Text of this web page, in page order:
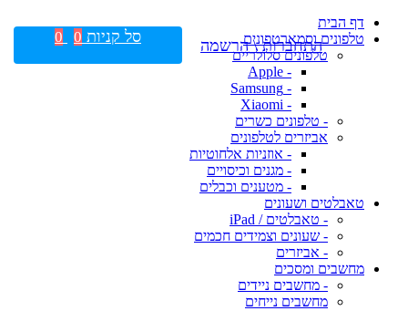
דף הבית
טלפונים וסמארטפונים
טלפונים סלולריים
- Apple
- Samsung
- Xiaomi
- טלפונים כשרים
אביזרים לטלפונים
- אוזניות אלחוטיות
- מגנים וכיסויים
- מטענים וכבלים
טאבלטים ושעונים
- טאבלטים / iPad
- שעונים וצמידים חכמים
- אביזרים
מחשבים ומסכים
- מחשבים ניידים
מחשבים נייחים
התחברות \ הרשמה סל קניות 0
0